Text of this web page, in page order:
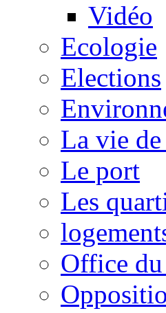
Vidéo
Ecologie
Elections
La vie
Le port
Les
Office